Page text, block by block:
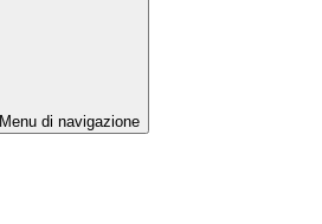
Menu di navigazione